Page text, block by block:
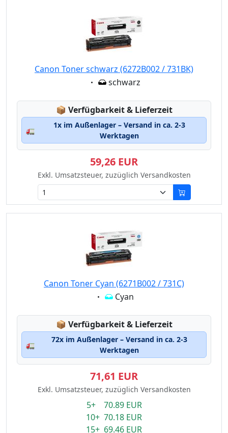
Canon Toner schwarz (6272B002 / 731BK)
Eigenschaft:
schwarz
📦 Lagerstatus:
Verfügbarkeit & Lieferzeit
🚛
1x im Außenlager – Versand in ca. 2-3
Werktagen
59,26 EUR
Exkl. Umsatzsteuer, zuzüglich Versandkosten
Canon Toner Cyan (6271B002 / 731C)
Eigenschaft:
Cyan
📦 Lagerstatus:
Verfügbarkeit & Lieferzeit
🚛
72x im Außenlager – Versand in ca. 2-3
Werktagen
71,61 EUR
Exkl. Umsatzsteuer, zuzüglich Versandkosten
5+ 70.89 EUR
10+ 70.18 EUR
15+ 69.46 EUR